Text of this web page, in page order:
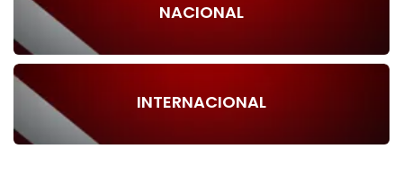
NACIONAL
INTERNACIONAL